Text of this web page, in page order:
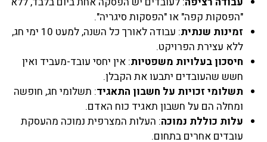
"הפסקות קפה" או "הפסקות סיגריה".
זמינות שנתית
: עבודה לאורך כל השנה, למעט 10 ימי חג,
ללא עצירת הפרויקט.
חיסכון בעלויות משפטיות: אין יחסי עובד-מעביד ואין
חשש שהעובדים יתבעו את הקבלן.
תשלומי זכויות על חשבון התאגיד: תשלומי חג, חופשה
ומחלה הם על חשבון תאגיד כוח האדם.
עלות כוללת נמוכה: העלות המצרפית נמוכה מהעסקת
עובדים אחרים בתחום.